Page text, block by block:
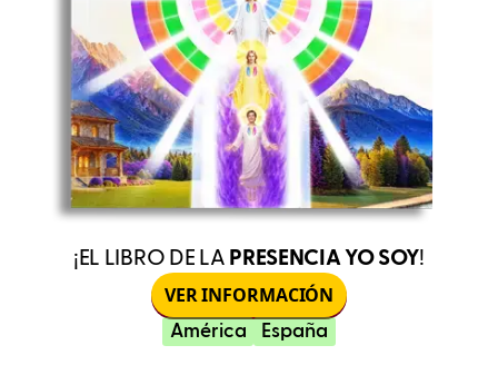
¡EL LIBRO DE LA PRESENCIA YO SOY!
VER INFORMACIÓN
América España